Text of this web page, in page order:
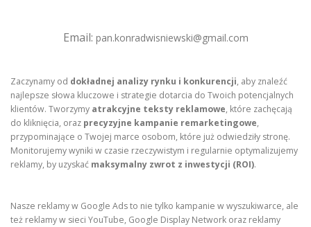
Email: pan.konradwisniewski@gmail.com
Zaczynamy od dokładnej analizy rynku i konkurencji, aby znaleźć
najlepsze słowa kluczowe i strategie dotarcia do Twoich potencjalnych
klientów. Tworzymy atrakcyjne teksty reklamowe, które zachęcają
do kliknięcia, oraz precyzyjne kampanie remarketingowe,
przypominające o Twojej marce osobom, które już odwiedziły stronę.
Monitorujemy wyniki w czasie rzeczywistym i regularnie optymalizujemy
reklamy, by uzyskać maksymalny zwrot z inwestycji (ROI).
Nasze reklamy w Google Ads to nie tylko kampanie w wyszukiwarce, ale
też reklamy w sieci YouTube, Google Display Network oraz reklamy